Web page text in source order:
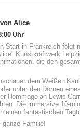
Alice
Uhr
Start in Frankreich folgt
Kunstkraftwerk
die den
dem Weißen
unter den Dornen
Hommage an Lewis
Die immersive 10-
einen fantastischen
ganze Familie!